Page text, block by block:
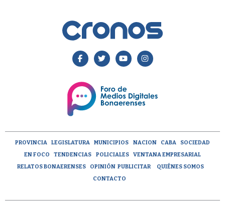
PROVINCIA LEGISLATURA MUNICIPIOS NACION CABA
SOCIEDAD
EN FOCO
TENDENCIAS POLICIALES
VENTANA EMPRESARIAL
RELATOS BONAERENSES
OPINIÓN PUBLICITAR
QUIÉNES SOMOS
CONTACTO